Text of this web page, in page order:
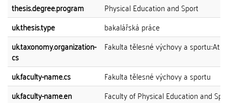
thesis.degree.program
Physical Education and Sport
uk.thesis.type
bakalářská práce
uk.taxonomy.organization-
cs
Fakulta tělesné výchovy a
uk.faculty-name.cs
Fakulta tělesné výchovy a sportu
uk.faculty-name.en
Faculty of Physical Education and